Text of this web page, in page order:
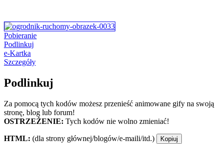
Pobieranie
Podlinkuj
e-Kartka
Szczegóły
Podlinkuj
Za pomocą tych kodów możesz przenieść animowane gify na swoją
stronę, blog lub forum!
OSTRZEŻENIE: Tych kodów nie wolno zmieniać!
HTML: (dla strony głównej/blogów/e-maili/itd.) Kopiuj